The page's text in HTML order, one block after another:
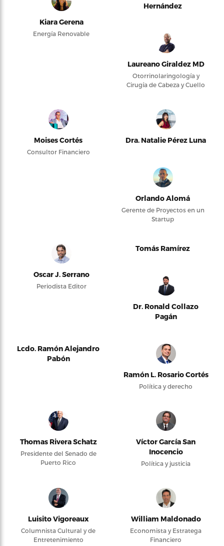
Kiara Gerena
Energía Renovable
Hernández
Laureano Giraldez MD
Otorrinolaringología y
Cirugía de Cabeza y Cuello
Moises Cortés
Consultor Financiero
Dra. Natalie Pérez Luna
Orlando Alomá
Gerente de Proyectos en un
Startup
Oscar J. Serrano
Periodista Editor
Tomás Ramírez
Dr. Ronald Collazo
Pagán
Lcdo. Ramón Alejandro
Pabón
Ramón L. Rosario Cortés
Política y derecho
Thomas Rivera Schatz
Presidente del Senado de
Puerto Rico
Víctor García San
Inocencio
Política y justicia
Luisito Vigoreaux
Columnista Cultural y de
Entretenimiento
William Maldonado
Economista y Estratega
Financiero